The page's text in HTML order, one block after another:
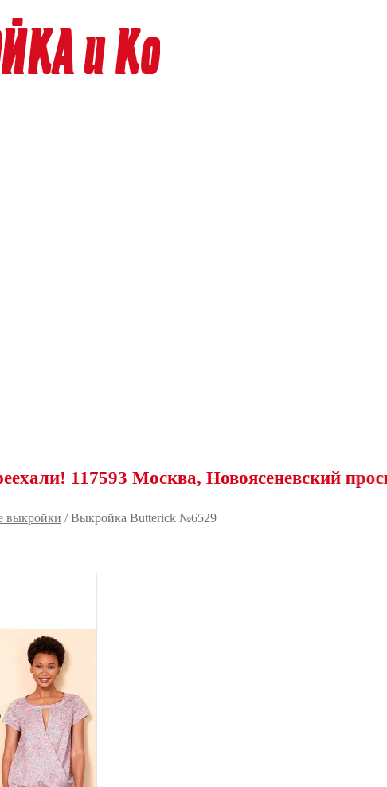
117593 Москва, Новоясеневский проспект, 25
выкройки /Выкройка Butterick №6529